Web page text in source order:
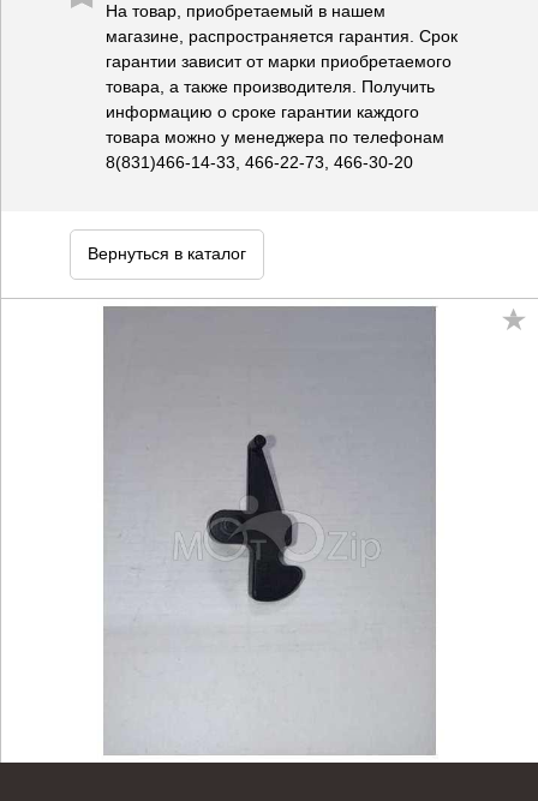
На товар, приобретаемый в нашем
магазине, распространяется гарантия. Срок
гарантии зависит от марки приобретаемого
товара, а также производителя. Получить
информацию о сроке гарантии каждого
товара можно у менеджера по телефонам
8(831)466-14-33, 466-22-73, 466-30-20
Вернуться в каталог